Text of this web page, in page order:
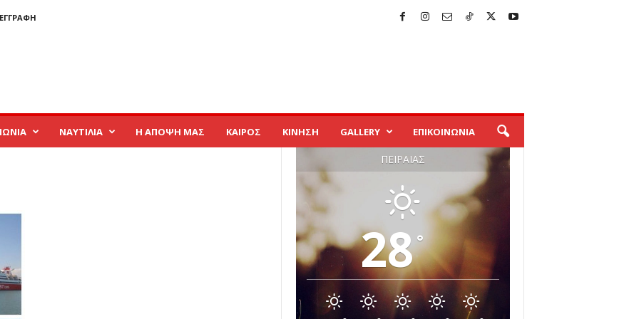
ΝΑΥΤΙΛΙΑ Η ΑΠΟΨΗ ΜΑΣ ΚΑΙΡΟΣ ΚΙΝΗΣΗ GALLERY ΕΠΙΚΟΙΝΩΝΙΑ
ΠΕΙΡΑΙΆΣ
28°